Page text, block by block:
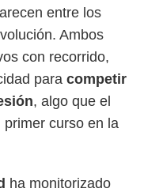
entre los
Ambos
con recorrido,
para competir
, algo que el
curso en la
ha monitorizado